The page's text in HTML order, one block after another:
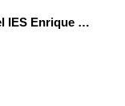
El Gabinete de Física del IES Enrique Tierno Galván de Parla (Curso 25-26)